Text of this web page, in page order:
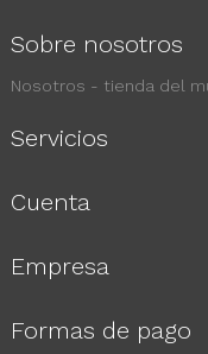
Sobre nosotros
Nosotros - tienda del
Servicios
Cuenta
Empresa
Formas de pago